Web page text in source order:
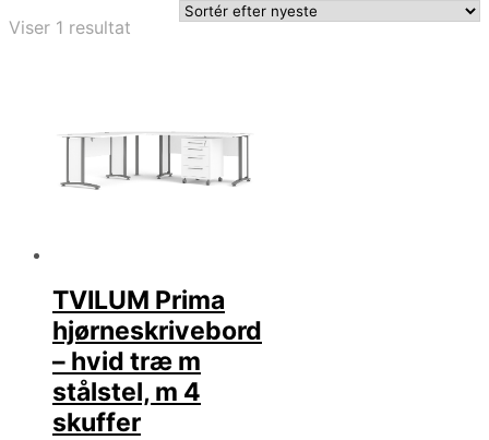
Viser 1 resultat
TVILUM Prima
hjørneskrivebord
– hvid træ m
stålstel, m 4
skuffer